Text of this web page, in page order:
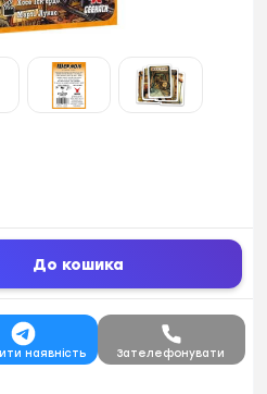
До кошика
наявність Зателефонувати